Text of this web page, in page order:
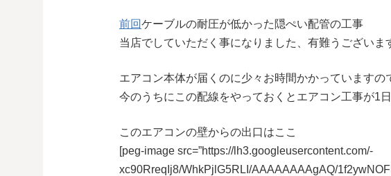
前回ケーブルの耐圧が低かった隠ぺい配管の工事
当店でしていただく事になりました、有難うございま
エアコン本体が届くのに少々お時間かかっていますの
今のうちにこの配線をやっておくとエアコン工事が1
このエアコンの壁からの出口はここ
[peg-image src=”https://lh3.googleusercontent.com/-
xc90RreqIj8/WhkPjlG5RLI/AAAAAAAAgAQ/